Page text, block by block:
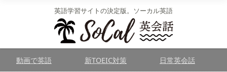
英語学習サイトの決定版。ソーカル英語
動画で英語 新TOEIC対策 日常英会話